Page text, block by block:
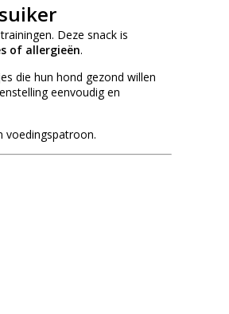
Deze snack is
of allergieën.
die hun hond gezond willen
eenvoudig en
voedingspatroon.